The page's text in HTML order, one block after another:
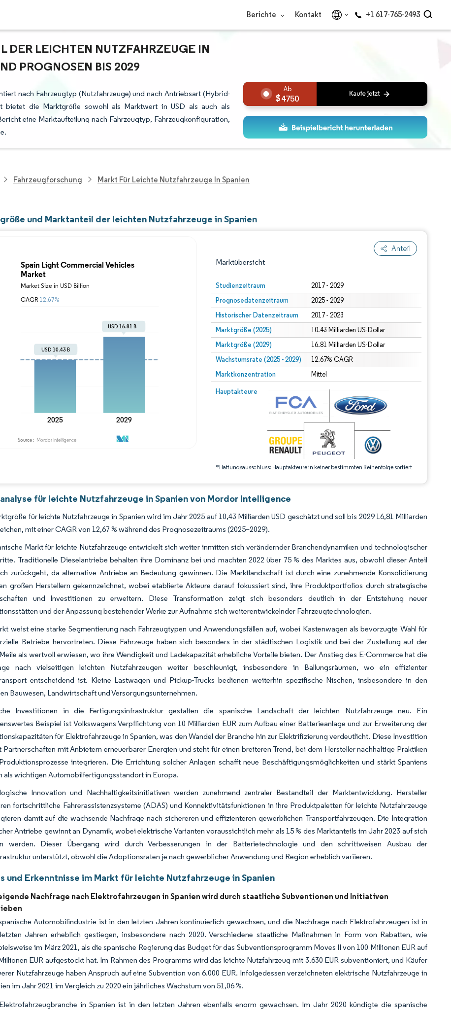
Berichte Kontakt +1 617-765-2493
LEICHTEN NUTZFAHRZEUGE IN S
PROGNOSEN BIS 2029
nach Fahrzeugtyp (Nutzfahrzeuge) und nach Antriebsart (Hybrid-
bietet die Marktgröße sowohl als Marktwert in USD als auch als
eine Marktaufteilung nach Fahrzeugtyp, Fahrzeugkonfiguration,
4750
Fahrzeugforschung Markt Für Leichte Nutzfahrzeuge In Spanien
und Marktanteil der leichten Nutzfahrzeuge in Spanien
Anteil
Marktübersicht
Studienzeitraum 2017 - 2029
Prognosedatenzeitraum 2025 - 2029
Historischer Datenzeitraum 2017 - 2023
Marktgröße (2025) 10.43 Milliarden US-Dollar
Marktgröße (2029) 16.81 Milliarden US-Dollar
Wachstumsrate (2025 - 2029) 12.67% CAGR
Marktkonzentration Mittel
Hauptakteure
*Haftungsausschluss: Hauptakteure in keiner bestimmten Reihenfolge sortiert
Bild © Mordor Intelligence. Wiederverwendung erfordert Namensnennung gemäß CC BY 4.0.
Bild © Mordor Intelligence. Wiederverwendung erfordert Namensnennung gemäß CC BY 4.0.
für leichte Nutzfahrzeuge in Spanien von Mordor Intelligence
für leichte Nutzfahrzeuge in Spanien wird im Jahr 2025 auf 10,43 Milliarden USD geschätzt und soll bis 2029 16,81 Milliarden
mit einer CAGR von 12,67 % während des Prognosezeitraums (2025–2029).
Markt für leichte Nutzfahrzeuge entwickelt sich weiter inmitten sich verändernder Branchendynamiken und technologischer
Traditionelle Dieselantriebe behalten ihre Dominanz bei und machten 2022 über 75 % des Marktes aus, obwohl dieser Anteil
zurückgeht, da alternative Antriebe an Bedeutung gewinnen. Die Marktlandschaft ist durch eine zunehmende Konsolidierung
großen Herstellern gekennzeichnet, wobei etablierte Akteure darauf fokussiert sind, ihre Produktportfolios durch strategische
und Investitionen zu erweitern. Diese Transformation zeigt sich besonders deutlich in der Entstehung neuer
und der Anpassung bestehender Werke zur Aufnahme sich weiterentwickelnder Fahrzeugtechnologien.
weist eine starke Segmentierung nach Fahrzeugtypen und Anwendungsfällen auf, wobei Kastenwagen als bevorzugte Wahl für
Betriebe hervortreten. Diese Fahrzeuge haben sich besonders in der städtischen Logistik und bei der Zustellung auf der
als wertvoll erwiesen, wo ihre Wendigkeit und Ladekapazität erhebliche Vorteile bieten. Der Anstieg des E-Commerce hat die
nach vielseitigen leichten Nutzfahrzeugen weiter beschleunigt, insbesondere in Ballungsräumen, wo ein effizienter
entscheidend ist. Kleine Lastwagen und Pickup-Trucks bedienen weiterhin spezifische Nischen, insbesondere in den
Bauwesen, Landwirtschaft und Versorgungsunternehmen.
Investitionen in die Fertigungsinfrastruktur gestalten die spanische Landschaft der leichten Nutzfahrzeuge neu. Ein
Beispiel ist Volkswagens Verpflichtung von 10 Milliarden EUR zum Aufbau einer Batterieanlage und zur Erweiterung der
für Elektrofahrzeuge in Spanien, was den Wandel der Branche hin zur Elektrifizierung verdeutlicht. Diese Investition
Partnerschaften mit Anbietern erneuerbarer Energien und steht für einen breiteren Trend, bei dem Hersteller nachhaltige Praktiken
integrieren. Die Errichtung solcher Anlagen schafft neue Beschäftigungsmöglichkeiten und stärkt Spaniens
als wichtigen Automobilfertigungsstandort in Europa.
Innovation und Nachhaltigkeitsinitiativen werden zunehmend zentraler Bestandteil der Marktentwicklung. Hersteller
fortschrittliche Fahrerassistenzsysteme (ADAS) und Konnektivitätsfunktionen in ihre Produktpaletten für leichte Nutzfahrzeuge
damit auf die wachsende Nachfrage nach sichereren und effizienteren gewerblichen Transportfahrzeugen. Die Integration
Antriebe gewinnt an Dynamik, wobei elektrische Varianten voraussichtlich mehr als 15 % des Marktanteils im Jahr 2023 auf sich
werden. Dieser Übergang wird durch Verbesserungen in der Batterietechnologie und den schrittweisen Ausbau der
unterstützt, obwohl die Adoptionsraten je nach gewerblicher Anwendung und Region erheblich variieren.
und Erkenntnisse im Markt für leichte Nutzfahrzeuge in Spanien
Nachfrage nach Elektrofahrzeugen in Spanien wird durch staatliche Subventionen und Initiativen
Automobilindustrie ist in den letzten Jahren kontinuierlich gewachsen, und die Nachfrage nach Elektrofahrzeugen ist in
Jahren erheblich gestiegen, insbesondere nach 2020. Verschiedene staatliche Maßnahmen in Form von Rabatten, wie
im März 2021, als die spanische Regierung das Budget für das Subventionsprogramm Moves II von 100 Millionen EUR auf
EUR aufgestockt hat. Im Rahmen des Programms wird das leichte Nutzfahrzeug mit 3.630 EUR subventioniert, und Käufer
Nutzfahrzeuge haben Anspruch auf eine Subvention von 6.000 EUR. Infolgedessen verzeichneten elektrische Nutzfahrzeuge in
im Jahr 2021 im Vergleich zu 2020 ein jährliches Wachstum von 51,06 %.
in Spanien ist in den letzten Jahren ebenfalls enorm gewachsen. Im Jahr 2020 kündigte die spanische